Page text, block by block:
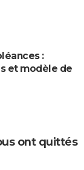
:
et modèle de
ont quittés